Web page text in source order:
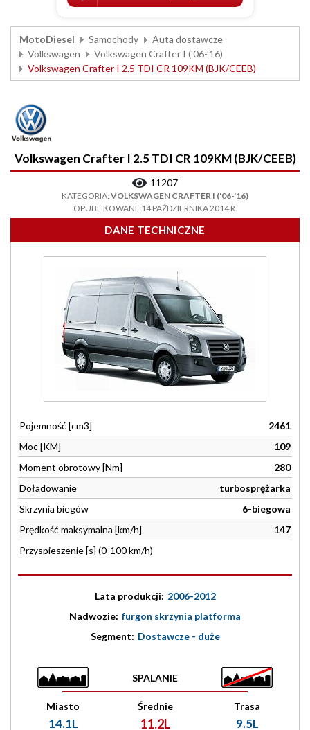
MotoDiesel Samochody
Auta dostawcze
Volkswagen
Volkswagen Crafter I ('06-'16)
Volkswagen Crafter I 2.5 TDI CR 109KM (BJK/CEEB)
Volkswagen Crafter I 2.5 TDI CR 109KM (BJK/CEEB)
11207
KATEGORIA: VOLKSWAGEN CRAFTER I ('06-'16)
OPUBLIKOWANE 14 PAŹDZIERNIKA 2014 R.
DANE TECHNICZNE
Pojemność [cm3]
2461
Moc [KM]
109
Moment obrotowy [Nm]
280
Doładowanie
turbosprężarka
Skrzynia biegów
6-biegowa
Prędkość maksymalna [km/h]
147
Przyspieszenie [s] (0-100 km/h)
Lata produkcji: 2006-2012
Nadwozie: furgon skrzynia platforma
Segment: Dostawcze - duże
SPALANIE
Miasto
14.1L
Średnie
11.2L
Trasa
9.5L